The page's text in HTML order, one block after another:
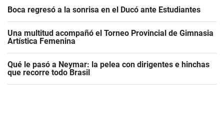
Boca regresó a la sonrisa en el Ducó ante Estudiantes
Una multitud acompañó el Torneo Provincial de Gimnasia
Artística Femenina
Qué le pasó a Neymar: la pelea con dirigentes e hinchas
que recorre todo Brasil